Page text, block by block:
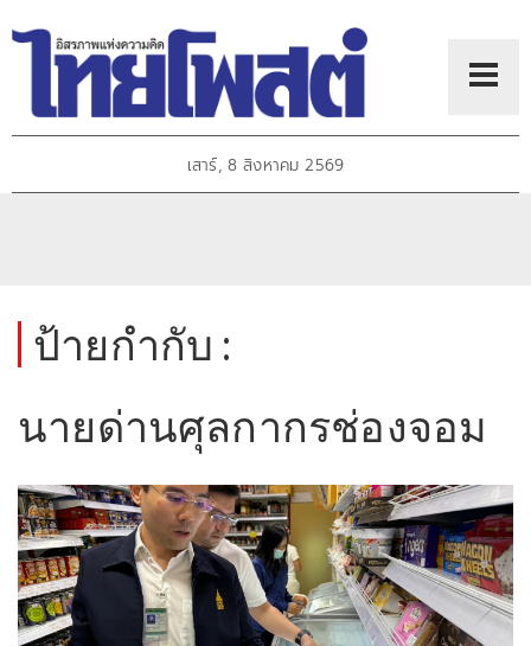
เสาร์, 8 สิงหาคม 2569
ป้ายกำกับ :
นายด่านศุลกากรช่องจอม